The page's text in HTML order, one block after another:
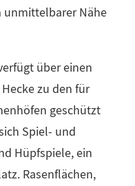
unmittelbarer Nähe
über einen
zu den für
geschützt
Spiel- und
Hüpfspiele, ein
Rasenflächen,